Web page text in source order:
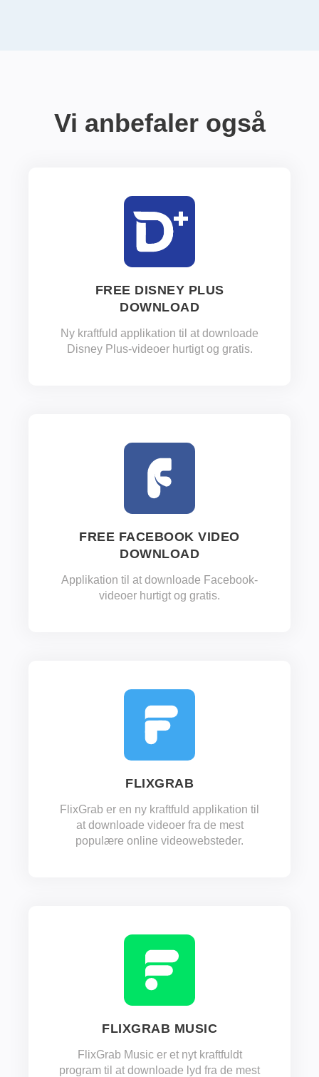
Vi anbefaler også
FREE DISNEY PLUS
DOWNLOAD
Ny kraftfuld applikation til at downloade
Disney Plus-videoer hurtigt og gratis.
FREE FACEBOOK VIDEO
DOWNLOAD
Applikation til at downloade Facebook-
videoer hurtigt og gratis.
FLIXGRAB
FlixGrab er en ny kraftfuld applikation til
at downloade videoer fra de mest
populære online videowebsteder.
FLIXGRAB MUSIC
FlixGrab Music er et nyt kraftfuldt
program til at downloade lyd fra de mest